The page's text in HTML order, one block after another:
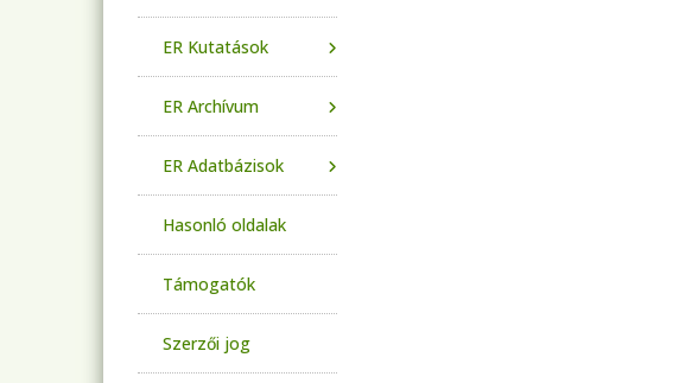
ER Kutatások
ER Archívum
ER Adatbázisok
Hasonló oldalak
Támogatók
Szerzői jog